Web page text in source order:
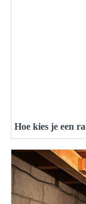
Hoe kies je een